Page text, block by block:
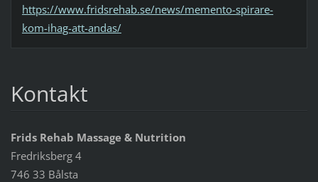
https://www.fridsrehab.se/news/memento-spirare-
kom-ihag-att-andas/
Kontakt
Frids Rehab Massage & Nutrition
Fredriksberg 4
746 33 Bålsta